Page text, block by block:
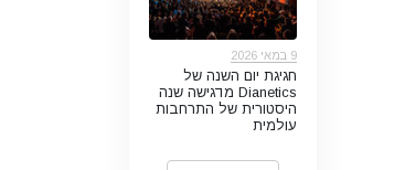
9 במאי 2026
חגיגת יום השנה של
Dianetics מדגישה שנה
היסטורית של התרחבות
עולמית